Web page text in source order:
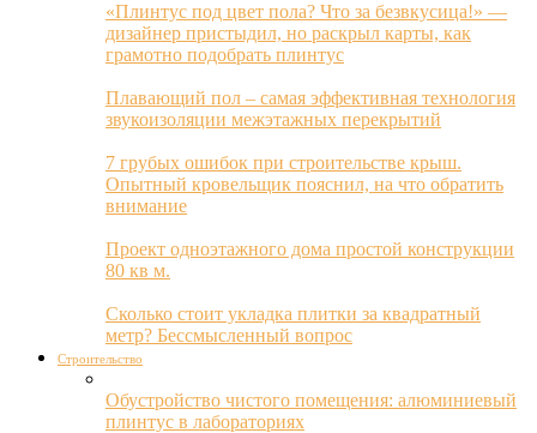
«Плинтус под цвет пола? Что за безвкусица!» —
дизайнер пристыдил, но раскрыл карты, как
грамотно подобрать плинтус
Плавающий пол – самая эффективная технология
звукоизоляции межэтажных перекрытий
7 грубых ошибок при строительстве крыш.
Опытный кровельщик пояснил, на что обратить
внимание
Проект одноэтажного дома простой конструкции
80 кв м.
Сколько стоит укладка плитки за квадратный
метр? Бессмысленный вопрос
Строительство
Обустройство чистого помещения: алюминиевый
плинтус в лабораториях